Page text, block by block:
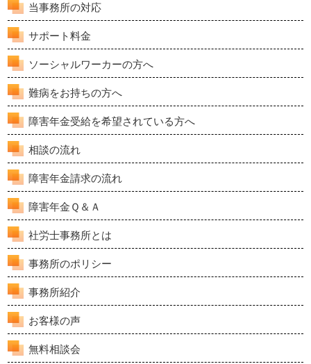
当事務所の対応
サポート料金
ソーシャルワーカーの方へ
難病をお持ちの方へ
障害年金受給を希望されている方へ
相談の流れ
障害年金請求の流れ
障害年金Ｑ＆Ａ
社労士事務所とは
事務所のポリシー
事務所紹介
お客様の声
無料相談会